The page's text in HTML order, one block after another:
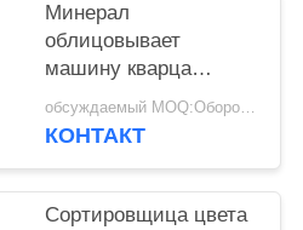
Минерал
облицовывает
машину кварца
сортируя с 54
миллиона датчиком
обсуждаемый MOQ:Оборотный
КОНТАКТ
Сортировщица цвета